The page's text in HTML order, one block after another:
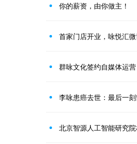
你的薪资，由你做主！
首家门店开业，咏悦汇
群咏文化签约自媒体运
李咏患癌去世：最后一
北京智源人工智能研究